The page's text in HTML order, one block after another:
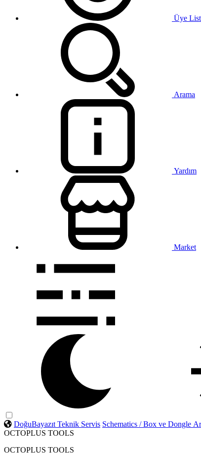
Üye
Arama
Yardım
Market
DoğuBayazıt Teknik Servis Schematics / Box ve Dongle
OCTOPLUS TOOLS
OCTOPLUS TOOLS